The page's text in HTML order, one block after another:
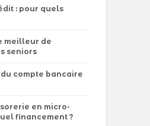
: pour quels
meilleur de
seniors
du compte bancaire
en micro-
financement ?